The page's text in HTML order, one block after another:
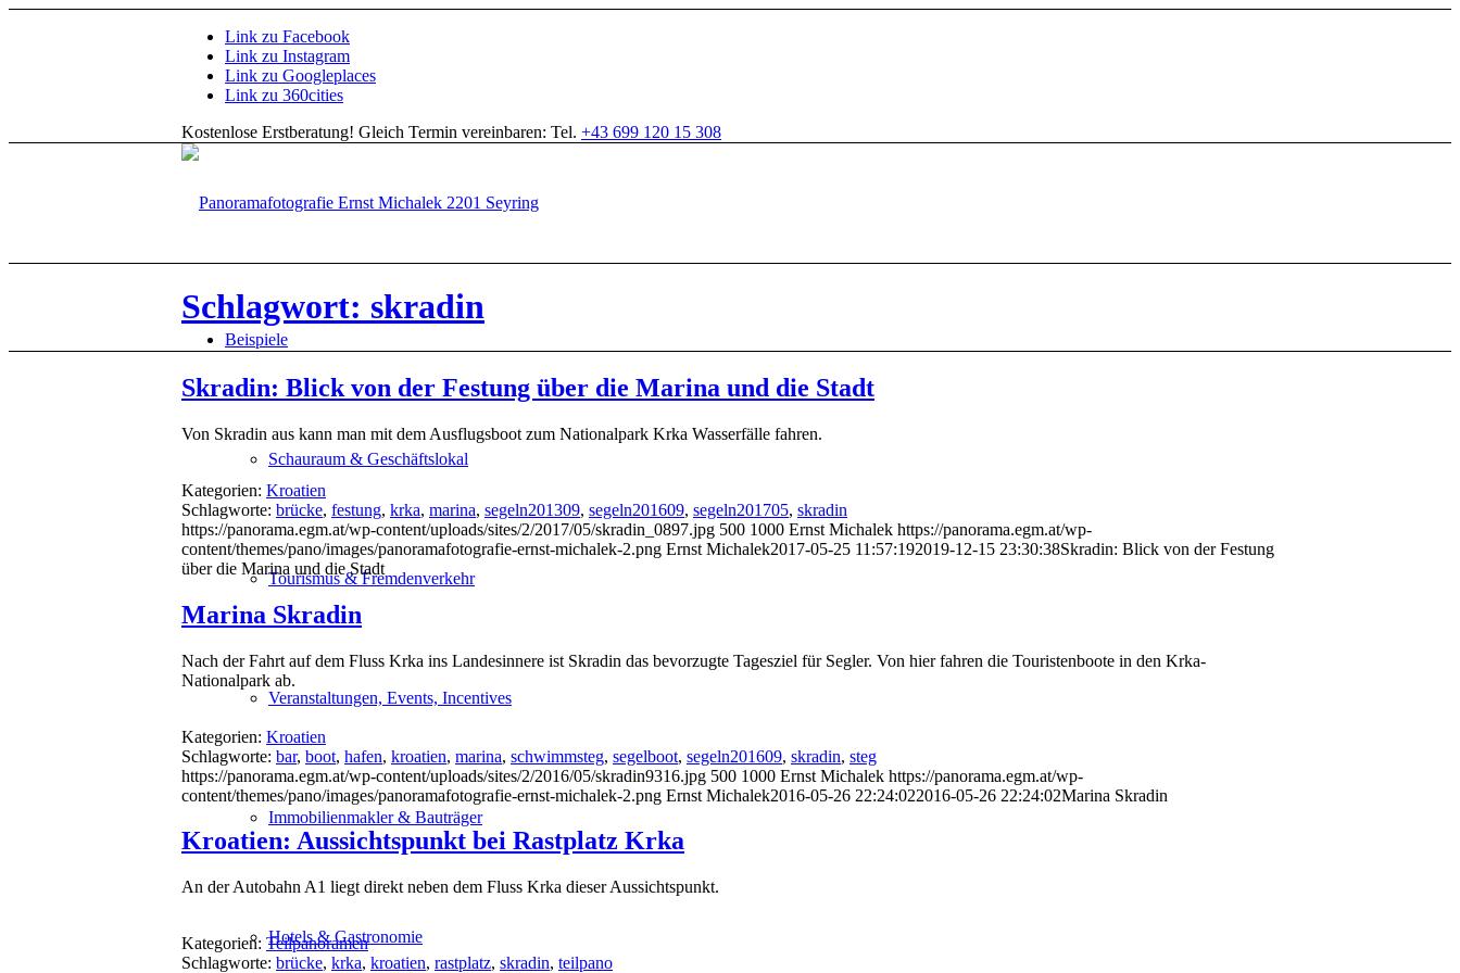
Link zu Facebook
Link zu Instagram
Link zu Googleplaces
Link zu 360cities
Kostenlose Erstberatung! Gleich Termin vereinbaren: Tel. +43 699 120 15 308
Beispiele
Schauraum & Geschäftslokal
Tourismus & Fremdenverkehr
Veranstaltungen, Events, Incentives
Immobilienmakler & Bauträger
Hotels & Gastronomie
Schlagwort: skradin
Skradin: Blick von der Festung über die Marina und die Stadt
Von Skradin aus kann man mit dem Ausflugsboot zum Nationalpark Krka Wasserfälle fahren.
Kategorien: Kroatien
Schlagworte: brücke, festung, krka, marina, segeln201309, segeln201609, segeln201705, skradin
https://panorama.egm.at/wp-content/uploads/sites/2/2017/05/skradin_0897.jpg 500 1000 Ernst Michalek https://panorama.egm.at/wp-
content/themes/pano/images/panoramafotografie-ernst-michalek-2.png Ernst Michalek2017-05-25 11:57:192019-12-15 23:30:38Skradin: Blick von der Festung
über die Marina und die Stadt
Marina Skradin
Nach der Fahrt auf dem Fluss Krka ins Landesinnere ist Skradin das bevorzugte Tagesziel für Segler. Von hier fahren die Touristenboote in den Krka-
Nationalpark ab.
Kategorien: Kroatien
Schlagworte: bar, boot, hafen, kroatien, marina, schwimmsteg, segelboot, segeln201609, skradin, steg
https://panorama.egm.at/wp-content/uploads/sites/2/2016/05/skradin9316.jpg 500 1000 Ernst Michalek https://panorama.egm.at/wp-
content/themes/pano/images/panoramafotografie-ernst-michalek-2.png Ernst Michalek2016-05-26 22:24:022016-05-26 22:24:02Marina Skradin
Kroatien: Aussichtspunkt bei Rastplatz Krka
An der Autobahn A1 liegt direkt neben dem Fluss Krka dieser Aussichtspunkt.
Kategorien: Teilpanoramen
Schlagworte: brücke, krka, kroatien, rastplatz, skradin, teilpano